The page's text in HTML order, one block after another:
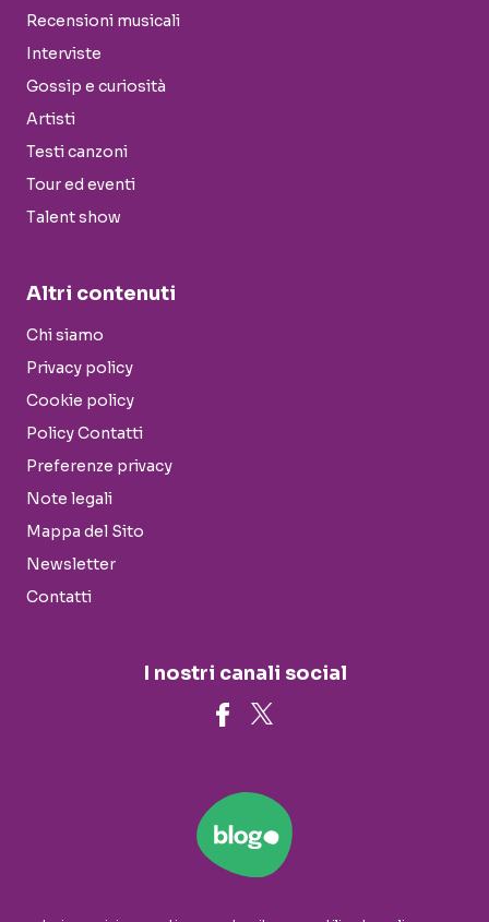
Recensioni musicali
Interviste
Gossip e curiosità
Artisti
Testi canzoni
Tour ed eventi
Talent show
Altri contenuti
Chi siamo
Privacy policy
Cookie policy
Policy Contatti
Preferenze privacy
Note legali
Mappa del Sito
Newsletter
Contatti
I nostri canali social